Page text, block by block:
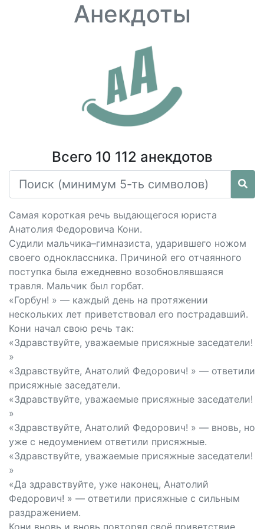
Анекдоты
Всего 10 112 анекдотов
Самая короткая речь выдающегося юриста
Анатолия Федоровича Кони.
Судили мальчика–гимназиста, ударившего ножом
своего одноклассника. Причиной его отчаянного
поступка была ежедневно возобновлявшаяся
травля. Мальчик был горбат.
«Горбун! » — каждый день на протяжении
нескольких лет приветствовал его пострадавший.
Кони начал свою речь так:
«Здравствуйте, уважаемые присяжные заседатели!
»
«Здравствуйте, Анатолий Федорович! » — ответили
присяжные заседатели.
«Здравствуйте, уважаемые присяжные заседатели!
»
«Здравствуйте, Анатолий Федорович! » — вновь, но
уже с недоумением ответили присяжные.
«Здравствуйте, уважаемые присяжные заседатели!
»
«Да здравствуйте, уже наконец, Анатолий
Федорович! » — ответили присяжные с сильным
раздражением.
Кони вновь и вновь повторял своё приветствие,